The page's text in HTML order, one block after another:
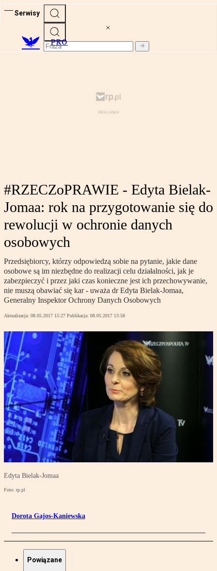
Serwisy
PRO
#RZECZoPRAWIE - Edyta Bielak-
Jomaa: rok na przygotowanie się do
rewolucji w ochronie danych
osobowych
Przedsiębiorcy, którzy odpowiedzą sobie na pytanie, jakie dane
osobowe są im niezbędne do realizacji celu działalności, jak je
zabezpieczyć i przez jaki czas konieczne jest ich przechowywanie,
nie muszą obawiać się kar - uważa dr Edyta Bielak-Jomaa,
Generalny Inspektor Ochrony Danych Osobowych
Aktualizacja: 08.05.2017 15:27 Publikacja: 08.05.2017 13:58
Edyta Bielak-Jomaa
Foto: rp.pl
Dorota Gajos-Kaniewska
Powiązane